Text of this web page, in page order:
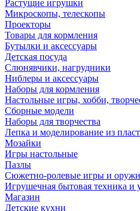
Растущие игрушки
Микроскопы, телескопы
Проекторы
Товары для кормления
Бутылки и аксессуары
Детская посуда
Слюнявчики, нагрудники
Ниблеры и аксессуары
Наборы для кормления
Настольные игры, хобби,
Сборные модели
Наборы для творчества
Лепка и моделирование из
Мозайки
Игры настольные
Пазлы
Сюжетно-ролевые игры и
Игрушечная бытовая техника и
Магазин
Детские кухни